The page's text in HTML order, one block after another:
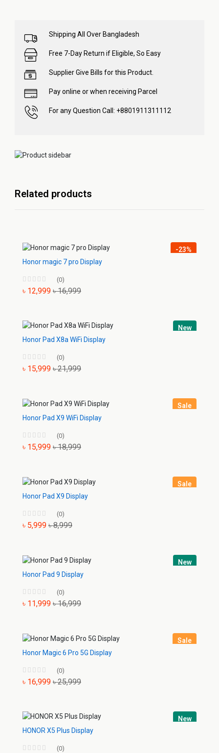
Shipping All Over Bangladesh
Free 7-Day Return if Eligible, So Easy
Supplier Give Bills for this Product.
Pay online or when receiving Parcel
For any Question Call: +8801911311112
Related products
-23%
Honor magic 7 pro Display
(0)
৳ 12,999 ৳ 16,999
New
Honor Pad X8a WiFi Display
(0)
৳ 15,999 ৳ 21,999
Sale
Honor Pad X9 WiFi Display
(0)
৳ 15,999 ৳ 18,999
Sale
Honor Pad X9 Display
(0)
৳ 5,999 ৳ 8,999
New
Honor Pad 9 Display
(0)
৳ 11,999 ৳ 16,999
Sale
Honor Magic 6 Pro 5G Display
(0)
৳ 16,999 ৳ 25,999
New
HONOR X5 Plus Display
(0)